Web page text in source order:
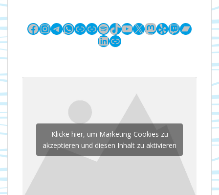
Facebook
Instagram
Telegram
WhatsApp
LinkLinkSpotify
TikTok
YouTube
X Mastodon
YelpTwitch
LinkedIn
Link
Klicke hier, um Marketing-Cookies zu
akzeptieren und diesen Inhalt zu aktivieren